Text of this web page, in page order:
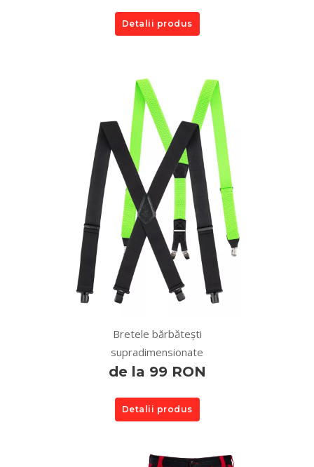
Detalii produs
Bretele bărbătești
supradimensionate
de la 99 RON
Detalii produs